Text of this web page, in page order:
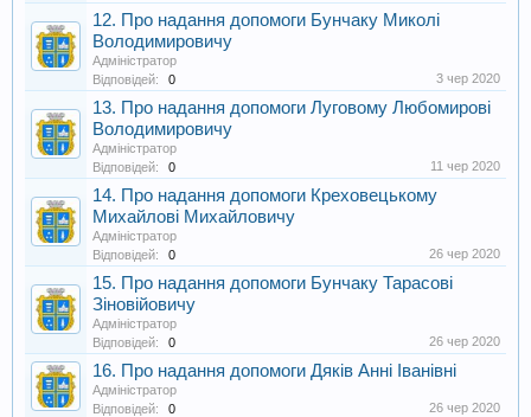
12. Про надання допомоги Бунчаку Миколі
Володимировичу
Адміністратор
Відповідей:
0 3 чер 2020
13. Про надання допомоги Луговому Любомирові
Володимировичу
Адміністратор
Відповідей:
0 11 чер 2020
14. Про надання допомоги Креховецькому
Михайлові Михайловичу
Адміністратор
Відповідей:
0 26 чер 2020
15. Про надання допомоги Бунчаку Тарасові
Зіновійовичу
Адміністратор
Відповідей:
0 26 чер 2020
16. Про надання допомоги Дяків Анні Іванівні
Адміністратор
Відповідей:
0 26 чер 2020